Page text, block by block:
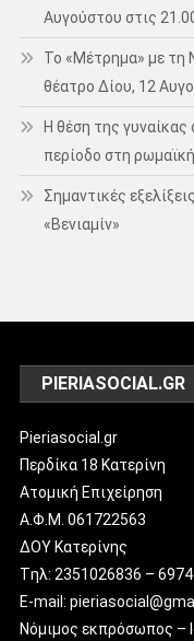
Αυγούστου στις
Το «Μέτρημα» με τη
θέατρο Δίου, 12
Η θέση της γυναίκας
περίοδο στη
Σημαντικές
«Βενιαμίν»
PIERIASOCIAL.GR
Pieriasocial.gr
Περδίκα 18 Κατερίνη
Ατομική Επιχείρηση
Α.Φ.Μ. 061722563
ΔΟΥ Κατερίνης
Tηλ: 2351026836 –
E-mail:
Νόμιμος εκπρόσωπος –